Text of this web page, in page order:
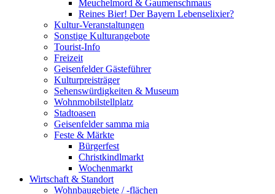
Meuchelmord & Gaumenschmaus
Reines Bier! Der Bayern Lebenselixier?
Kultur-Veranstaltungen
Sonstige Kulturangebote
Tourist-Info
Freizeit
Geisenfelder Gästeführer
Kulturpreisträger
Sehenswürdigkeiten & Museum
Wohnmobilstellplatz
Stadtoasen
Geisenfelder samma mia
Feste & Märkte
Bürgerfest
Christkindlmarkt
Wochenmarkt
Wirtschaft & Standort
Wohnbaugebiete / -flächen